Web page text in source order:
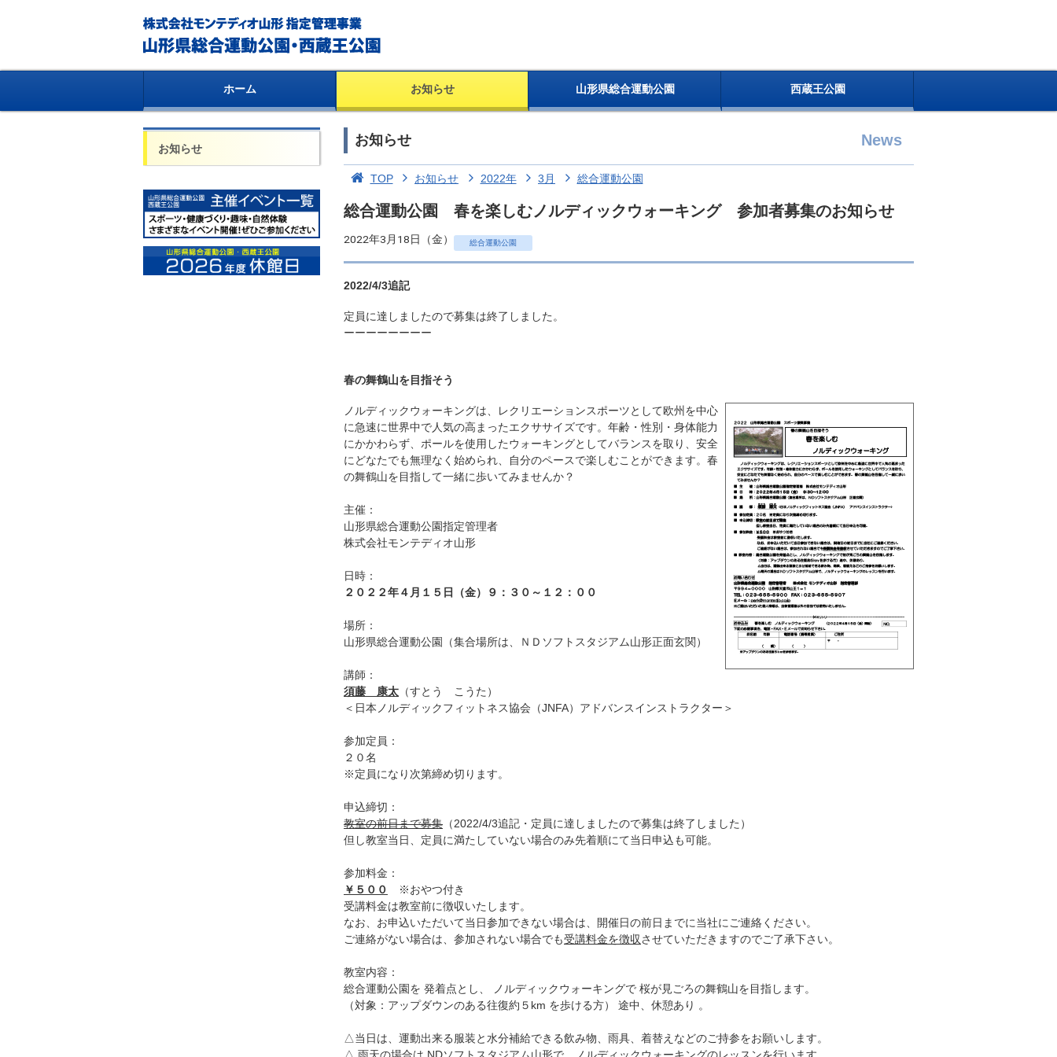
ホーム お知らせ 山形県総合運動公園 西蔵王公園
お知らせ
お知らせ News
TOP お知らせ 2022年 3月 総合運動公園
総合運動公園 春を楽しむノルディックウォーキング 参加者募集のお知らせ
2022年3月18日（金） 総合運動公園
2022/4/3追記
定員に達しましたので募集は終了しました。
ーーーーーーーー
春の舞鶴山を目指そう
ノルディックウォーキングは、レクリエーションスポーツとして欧州を中心
に急速に世界中で人気の高まったエクササイズです。年齢・性別・身体能力
にかかわらず、ポールを使用したウォーキングとしてバランスを取り、安全
にどなたでも無理なく始められ、自分のペースで楽しむことができます。春
の舞鶴山を目指して一緒に歩いてみませんか？
主催：
山形県総合運動公園指定管理者
株式会社モンテディオ山形
日時：
２０２２年４月１５日（金）９：３０～１２：００
場所：
山形県総合運動公園（集合場所は、ＮＤソフトスタジアム山形正面玄関）
講師：
須藤 康太 （すとう こうた）
＜日本ノルディックフィットネス協会（JNFA）アドバンスインストラクター＞
参加定員：
２０名
※定員になり次第締め切ります。
申込締切：
教室の前日まで募集 （2022/4/3追記・定員に達しましたので募集は終了しました）
但し教室当日、定員に満たしていない場合のみ先着順にて当日申込も可能。
参加料金：
￥５００
※おやつ付き
受講料金は教室前に徴収いたします。
なお、お申込いただいて当日参加できない場合は、開催日の前日までに当社にご連絡ください。
ご連絡がない場合は、参加されない場合でも受講料金を徴収させていただきますのでご了承下さい。
教室内容：
総合運動公園を 発着点とし、 ノルディックウォーキングで 桜が見ごろの舞鶴山を目指します。
（対象：アップダウンのある往復約５km を歩ける方） 途中、休憩あり 。
△当日は、運動出来る服装と水分補給できる飲み物、雨具、着替えなどのご持参をお願いします。